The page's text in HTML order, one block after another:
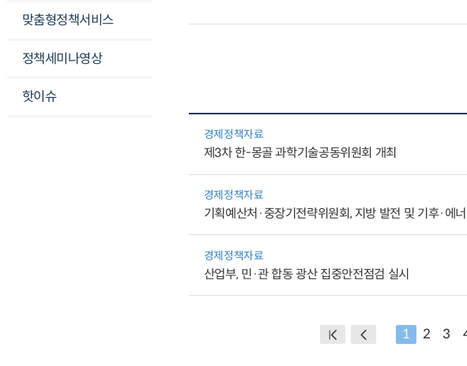
맞춤형정책서비스
정책세미나영상
핫이슈
경제정책자료
제3차 한-몽골 과학기술공동위원회 개최
경제정책자료
기획예산처·중장기전략위원회, 지방 발전 및 기후·에
경제정책자료
산업부, 민·관 합동 광산 집중안전점검 실시
1 2 3